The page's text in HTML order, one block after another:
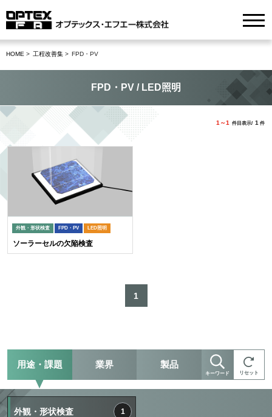
HOME 工程改善集 FPD・PV
FPD・PV / LED照明
1～1 件目表示/ 1 件
外観・形状検査 FPD・PV LED照明
ソーラーセルの欠陥検査
1
用途・課題 業界 製品
キーワード リセット
外観・形状検査 1